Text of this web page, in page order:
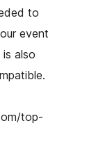
to
event
also
top-